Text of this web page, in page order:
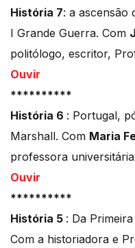
História 7: a ascensão
I Grande Guerra. Com
politólogo, escritor,
Ouvir
**********
História 6 : Portugal,
Marshall. Com Maria
professora
Ouvir
**********
História 5 : Da
Com a historiadora e